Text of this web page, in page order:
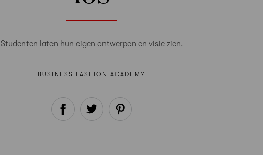
Studenten laten hun eigen ontwerpen en visie zien.
BUSINESS FASHION ACADEMY